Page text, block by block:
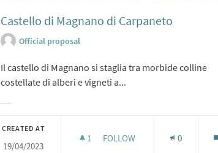
Castello di Magnano di Carpaneto
Official proposal
Il castello di Magnano si staglia tra morbide colline
costellate di alberi e vigneti a...
CREATED AT
19/04/2023
1 1 FOLLOWER
FOLLOW 0